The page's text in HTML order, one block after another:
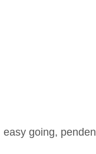
going,